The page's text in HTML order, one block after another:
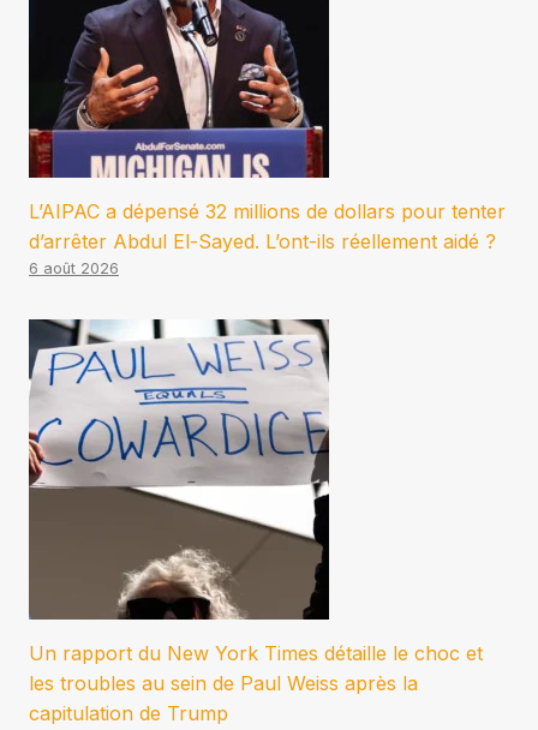
L’AIPAC a dépensé 32 millions de dollars pour tenter
d’arrêter Abdul El-Sayed. L’ont-ils réellement aidé ?
6 août 2026
Un rapport du New York Times détaille le choc et
les troubles au sein de Paul Weiss après la
capitulation de Trump